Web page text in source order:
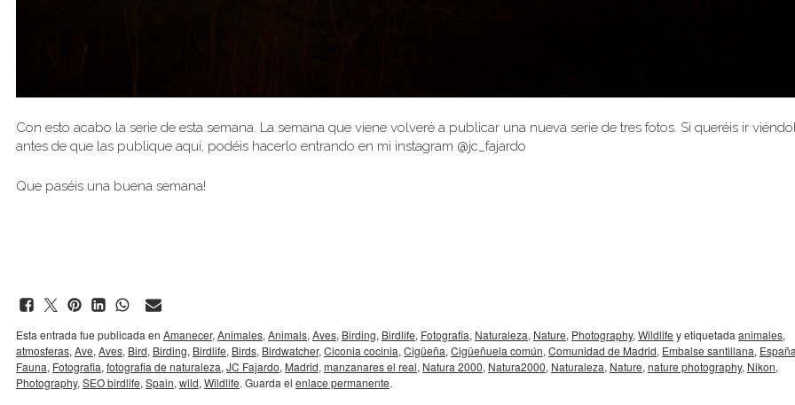
Con esto acabo la serie de esta semana. La semana que viene volveré a publicar una nueva serie de tres fotos. Si queréis ir
antes de que las publique aquí, podéis hacerlo entrando en mi instagram @jc_fajardo
Que paséis una buena semana!
Esta entrada fue publicada en Amanecer, Animales, Animals, Aves, Birding, Birdlife, Fotografia, Naturaleza, Nature, Photography, Wildlife y etiquetada animales,
atmosferas, Ave, Aves, Bird, Birding, Birdlife, Birds, Birdwatcher, Ciconia cocinia, Cigüeña, Cigüeñuela común, Comunidad de Madrid, Embalse santillana, España
Fauna, Fotografia, fotografia de naturaleza, JC Fajardo, Madrid, manzanares el real, Natura 2000, Natura2000, Naturaleza, Nature, nature photography, Nikon,
Photography, SEO birdlife, Spain, wild, Wildlife. Guarda el enlace permanente.